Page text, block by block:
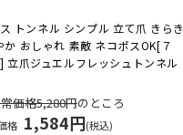
トンネル シンプル 立て爪 きらき
か おしゃれ 素敵 ネコポスOK[７
爪ジュエルフレッシュトンネル
価格5,280円のところ
格 1,584円(税込)